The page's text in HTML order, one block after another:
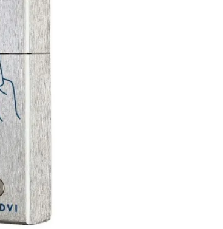
(125 kHz) voor CENTAUER en ATRIUM
kan eenvoudig worden gemonteerd op